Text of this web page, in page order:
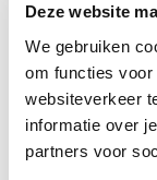
Deze website
We gebruiken
om functies voor
websiteverkeer
informatie over
partners voor
Materiaal:
Vorm: